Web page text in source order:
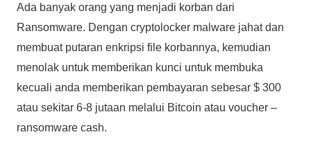
Ada banyak orang yang menjadi korban dari
Ransomware. Dengan cryptolocker malware jahat dan
membuat putaran enkripsi file korbannya, kemudian
menolak untuk memberikan kunci untuk membuka
kecuali anda memberikan pembayaran sebesar $ 300
atau sekitar 6-8 jutaan melalui Bitcoin atau voucher –
ransomware cash.